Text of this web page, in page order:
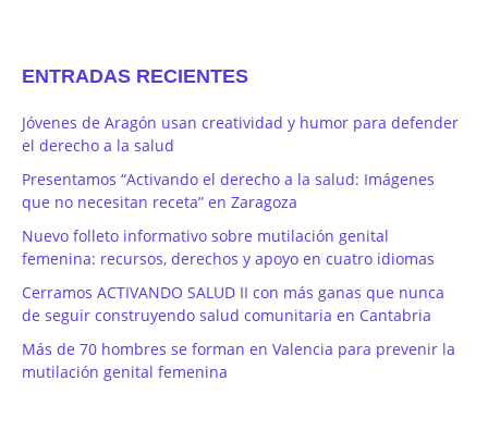
ENTRADAS RECIENTES
Jóvenes de Aragón usan creatividad y humor para defender
el derecho a la salud
Presentamos “Activando el derecho a la salud: Imágenes
que no necesitan receta” en Zaragoza
Nuevo folleto informativo sobre mutilación genital
femenina: recursos, derechos y apoyo en cuatro idiomas
Cerramos ACTIVANDO SALUD II con más ganas que nunca
de seguir construyendo salud comunitaria en Cantabria
Más de 70 hombres se forman en Valencia para prevenir la
mutilación genital femenina